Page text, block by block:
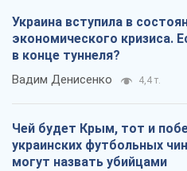
Украина вступила в
экономического кризиса.
в конце туннеля?
Вадим Денисенко 4,4 т.
Чей будет Крым, тот и
украинских футбольных
могут назвать убийцами